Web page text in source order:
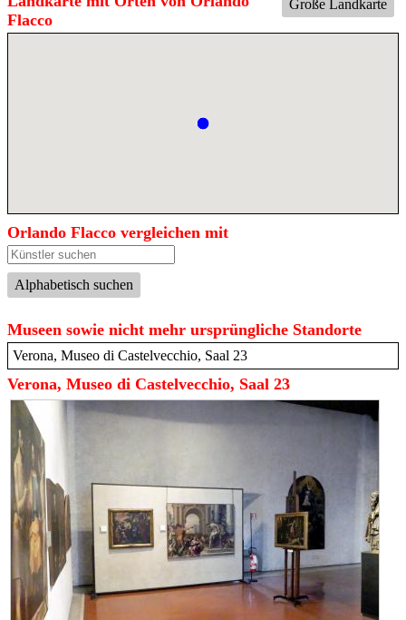
Große Landkarte
Flacco
Orlando Flacco vergleichen mit
Alphabetisch suchen
Museen sowie nicht mehr ursprüngliche Standorte
Verona, Museo di Castelvecchio, Saal 23
Verona, Museo di Castelvecchio, Saal 23